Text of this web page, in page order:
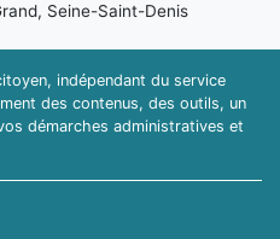
Seine-Saint-Denis
indépendant du service
des contenus, des outils, un
démarches administratives et